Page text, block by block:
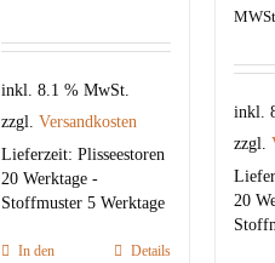
inkl. 8.1 % MwSt.
zzgl. Versandkosten
Lieferzeit: Plisseestoren
20 Werktage -
Stoffmuster 5 Werktage
In den
Details
MWSt.
inkl.
zzgl.
20